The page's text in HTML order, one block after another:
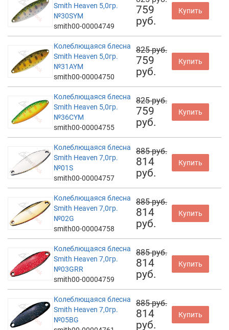
Smith Heaven 5,0гр.
№30SYM
smith00-00004749
759
руб.
Купить
Колеблющаяся блесна
Smith Heaven 5,0гр.
№31AYM
smith00-00004750
825 руб.
759
руб.
Купить
Колеблющаяся блесна
Smith Heaven 5,0гр.
№36CYM
smith00-00004755
825 руб.
759
руб.
Купить
Колеблющаяся блесна
Smith Heaven 7,0гр.
№01S
smith00-00004757
885 руб.
814
руб.
Купить
Колеблющаяся блесна
Smith Heaven 7,0гр.
№02G
smith00-00004758
885 руб.
814
руб.
Купить
Колеблющаяся блесна
Smith Heaven 7,0гр.
№03GRR
smith00-00004759
885 руб.
814
руб.
Купить
Колеблющаяся блесна
Smith Heaven 7,0гр.
№05BG
885 руб.
814
руб.
Купить